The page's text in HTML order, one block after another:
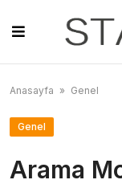
content
Anasayfa » Genel
Genel
Arama